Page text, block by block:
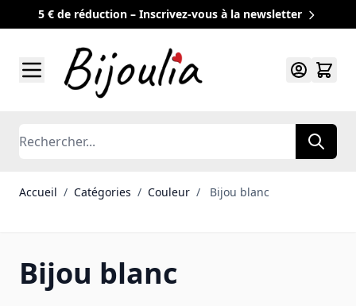
5 € de réduction – Inscrivez-vous à la newsletter
Rechercher
Accueil / Catégories / Couleur / Bijou blanc
Bijou blanc